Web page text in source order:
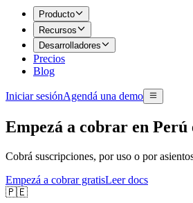
Producto
Recursos
Desarrolladores
Precios
Blog
Iniciar sesiónAgendá una demo
Empezá a cobrar en Perú
Cobrá suscripciones, por uso o por
Empezá a cobrar gratisLeer docs
🇵🇪